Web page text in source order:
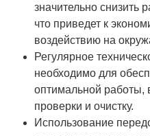
значительно снизить
что приведет к
воздействию на
Регулярное
необходимо для
оптимальной работы,
проверки и очистку.
Использование